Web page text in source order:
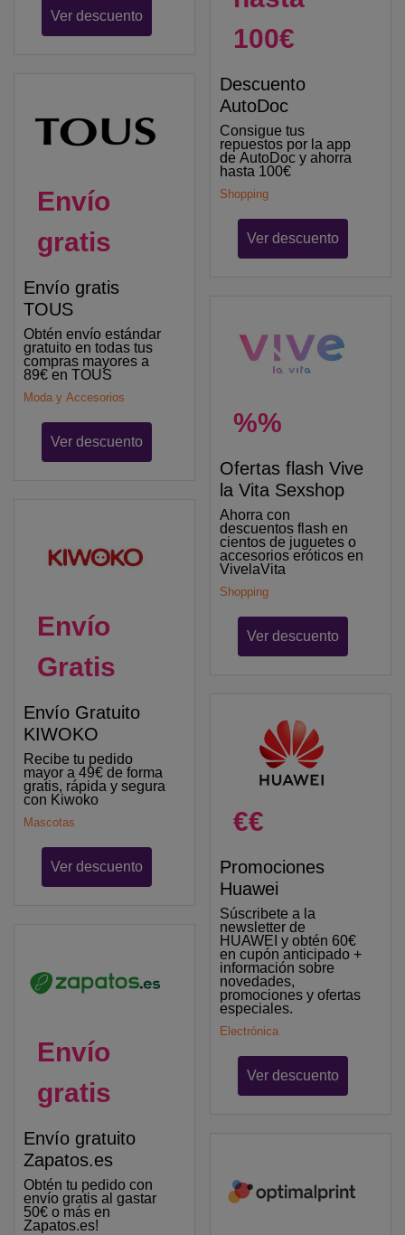
Ver descuento
Envío
gratis
Envío gratis
TOUS
Obtén envío estándar
gratuito en todas tus
compras mayores a
89€ en TOUS
Moda y Accesorios
Ver descuento
Envío
Gratis
Envío Gratuito
KIWOKO
Recibe tu pedido
mayor a 49€ de forma
gratis, rápida y segura
con Kiwoko
Mascotas
Ver descuento
Envío
gratis
Envío gratuito
Zapatos.es
Obtén tu pedido con
envío gratis al gastar
50€ o más en
Zapatos.es!
100€
Descuento
AutoDoc
Consigue tus
repuestos por la app
de AutoDoc y ahorra
hasta 100€
Shopping
Ver descuento
%%
Ofertas flash Vive
la Vita Sexshop
Ahorra con
descuentos flash en
cientos de juguetes o
accesorios eróticos en
VivelaVita
Shopping
Ver descuento
€€
Promociones
Huawei
Súscribete a la
newsletter de
HUAWEI y obtén 60€
en cupón anticipado +
información sobre
novedades,
promociones y ofertas
especiales.
Electrónica
Ver descuento